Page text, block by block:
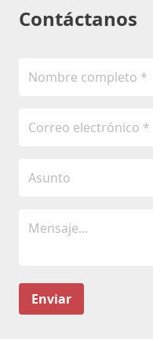
Contáctanos
Enviar